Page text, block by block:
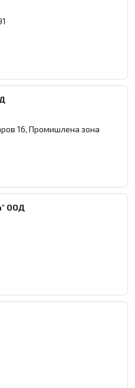
16, Промишлена зона
ООД